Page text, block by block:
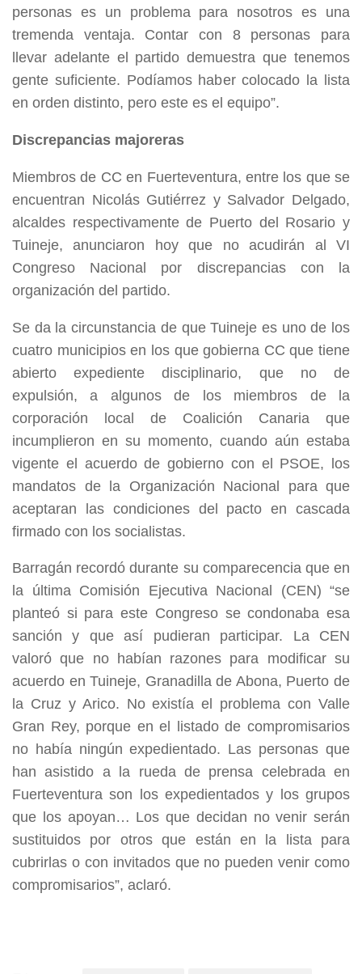
personas es un problema para nosotros es una
tremenda ventaja. Contar con 8 personas para
llevar adelante el partido demuestra que tenemos
gente suficiente. Podíamos haber colocado la lista
en orden distinto, pero este es el equipo”.
Discrepancias majoreras
Miembros de CC en Fuerteventura, entre los que se
encuentran Nicolás Gutiérrez y Salvador Delgado,
alcaldes respectivamente de Puerto del Rosario y
Tuineje, anunciaron hoy que no acudirán al VI
Congreso Nacional por discrepancias con la
organización del partido.
Se da la circunstancia de que Tuineje es uno de los
cuatro municipios en los que gobierna CC que tiene
abierto expediente disciplinario, que no de
expulsión, a algunos de los miembros de la
corporación local de Coalición Canaria que
incumplieron en su momento, cuando aún estaba
vigente el acuerdo de gobierno con el PSOE, los
mandatos de la Organización Nacional para que
aceptaran las condiciones del pacto en cascada
firmado con los socialistas.
Barragán recordó durante su comparecencia que en
la última Comisión Ejecutiva Nacional (CEN) “se
planteó si para este Congreso se condonaba esa
sanción y que así pudieran participar. La CEN
valoró que no habían razones para modificar su
acuerdo en Tuineje, Granadilla de Abona, Puerto de
la Cruz y Arico. No existía el problema con Valle
Gran Rey, porque en el listado de compromisarios
no había ningún expedientado. Las personas que
han asistido a la rueda de prensa celebrada en
Fuerteventura son los expedientados y los grupos
que los apoyan… Los que decidan no venir serán
sustituidos por otros que están en la lista para
cubrirlas o con invitados que no pueden venir como
compromisarios”, aclaró.